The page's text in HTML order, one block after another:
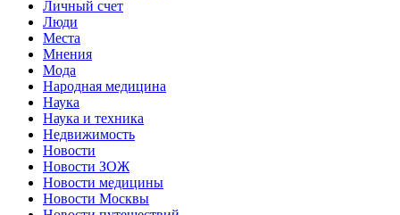
Личный счет
Люди
Места
Мнения
Мода
Народная медицина
Наука
Наука и техника
Недвижимость
Новости
Новости ЗОЖ
Новости медицины
Новости Москвы